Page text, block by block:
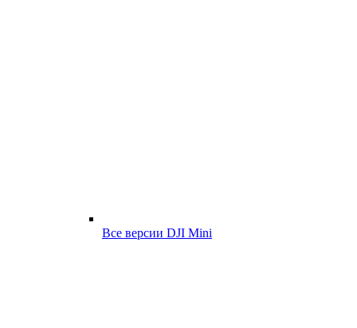
Все версии DJI Mini